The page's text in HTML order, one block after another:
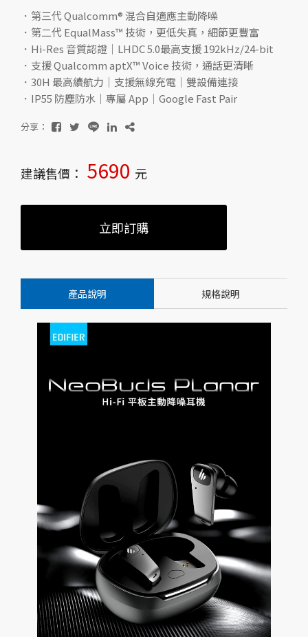
．第三代 Qualcomm® 混合自適應主動降噪
．第二代 EqualMass™ 技術，更低失真，細節更豐富
．Hi-Res 音質認證｜LHDC 5.0最高支援 192kHz/24-bit
．支援 Qualcomm aptX™ Voice 技術，通話更清晰
．30H 最高續航力｜支援無線充電｜雙設備連接
．IP55 防塵防水｜專屬 App｜Google Fast Pair
分享：
建議售價： 5690 元
立即訂購
產品說明 規格說明